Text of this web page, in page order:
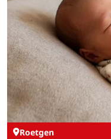
Roetgen